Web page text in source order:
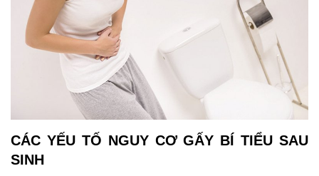
CÁC YẾU TỐ NGUY CƠ GẤY BÍ TIỂU SAU
SINH